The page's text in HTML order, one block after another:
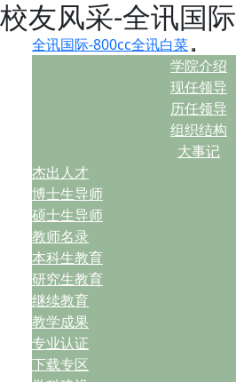
校友风采-全讯国际
全讯国际-800cc全讯白菜
学院介绍
现任领导
历任领导
组织结构
大事记
杰出人才
博士生导师
硕士生导师
教师名录
本科生教育
研究生教育
继续教育
教学成果
专业认证
下载专区